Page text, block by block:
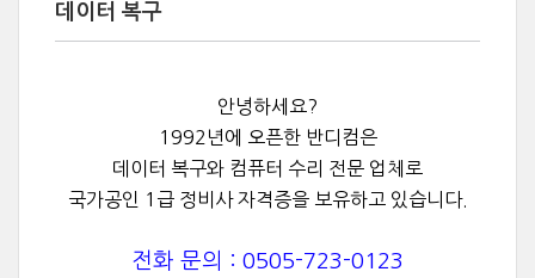
데이터 복구
안녕하세요?
1992년에 오픈한 반디컴은
데이터 복구와 컴퓨터 수리 전문 업체로
국가공인 1급 정비사 자격증을 보유하고 있습니다.
전화 문의 : 0505-723-0123